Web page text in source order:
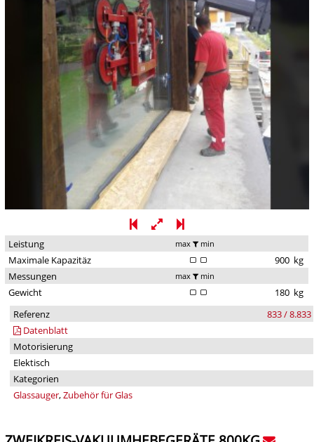
Leistung max min
Maximale Kapazitäz 900 kg
Messungen
max min
Gewicht 180 kg
Referenz
833 / 8.833
Datenblatt
Motorisierung
Elektisch
Kategorien
Glassauger,Zubehör für Glas